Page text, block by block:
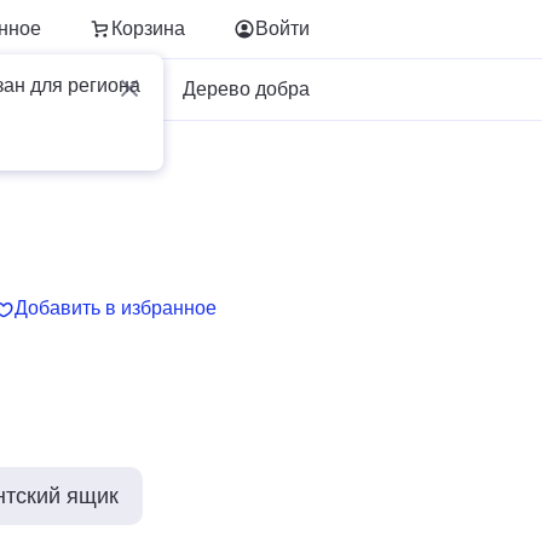
Корзина
для региона
Войти
Для бизнеса Дерево добра
Добавить в избранное
ящик